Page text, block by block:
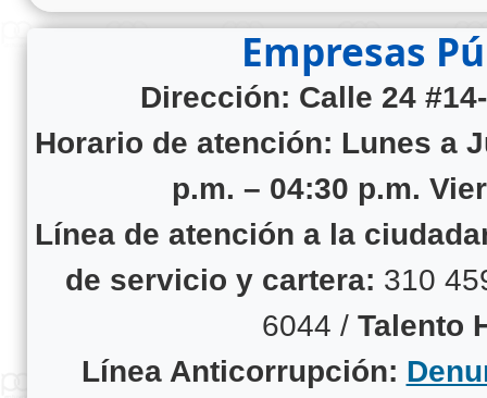
Empresas
Dirección: Calle 24
Horario de atención: Lunes a
p.m. – 04:30 p.m.
Línea de atención a la
de servicio y cartera: 310
6044 / Talento
Línea Anticorrupción: